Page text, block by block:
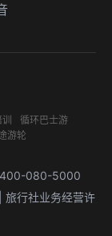
循环巴士游
游轮
080-5000
行社业务经营许